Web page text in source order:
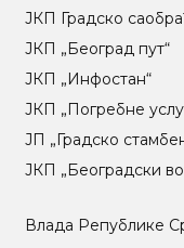
ЈКП Градско
ЈКП „Београд пут“
ЈКП „Инфостан“
ЈКП „Погребне
ЈП „Градско
ЈКП „Београдски
Влада Републике